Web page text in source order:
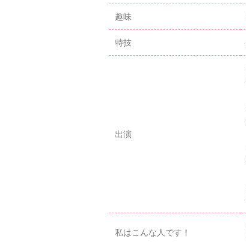
趣味
特技
出演
私はこんな人です！